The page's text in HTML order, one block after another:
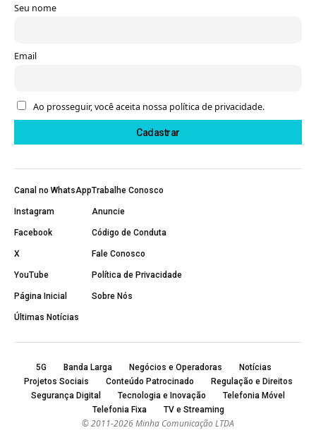
Seu nome
Email
Ao prosseguir, você aceita nossa política de privacidade.
Canal no WhatsApp
Instagram
Facebook
X
YouTube
Página Inicial
Últimas Notícias
Trabalhe Conosco
Anuncie
Código de Conduta
Fale Conosco
Política de Privacidade
Sobre Nós
5G Banda Larga Negócios e Operadoras
Notícias
Projetos Sociais
Conteúdo Patrocinado
Regulação e Direitos
Segurança Digital
Tecnologia e Inovação
Telefonia Móvel
Telefonia Fixa
TV e Streaming
© 2011-2026 Minha Comunicação LTDA